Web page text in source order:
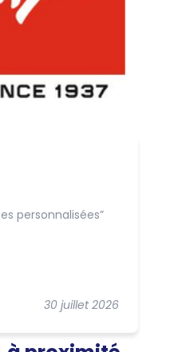
30 juillet 2026
personnalisées